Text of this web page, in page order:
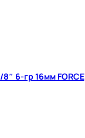
6-гр 16мм FORCE